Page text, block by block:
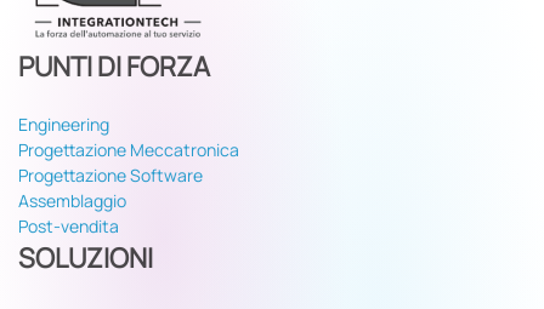
PUNTI DI FORZA
Engineering
Progettazione Meccatronica
Progettazione Software
Assemblaggio
Post-vendita
SOLUZIONI